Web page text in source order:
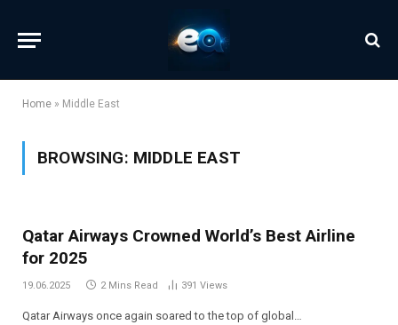
Home » Middle East
BROWSING: MIDDLE EAST
Qatar Airways Crowned World’s Best Airline
for 2025
19.06.2025 2 Mins Read 391 Views
Qatar Airways once again soared to the top of global…